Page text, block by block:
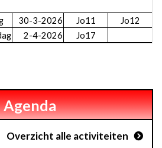
30-3-2026 Jo11
Jo12
2-4-2026 Jo17
Agenda
Overzicht alle activiteiten